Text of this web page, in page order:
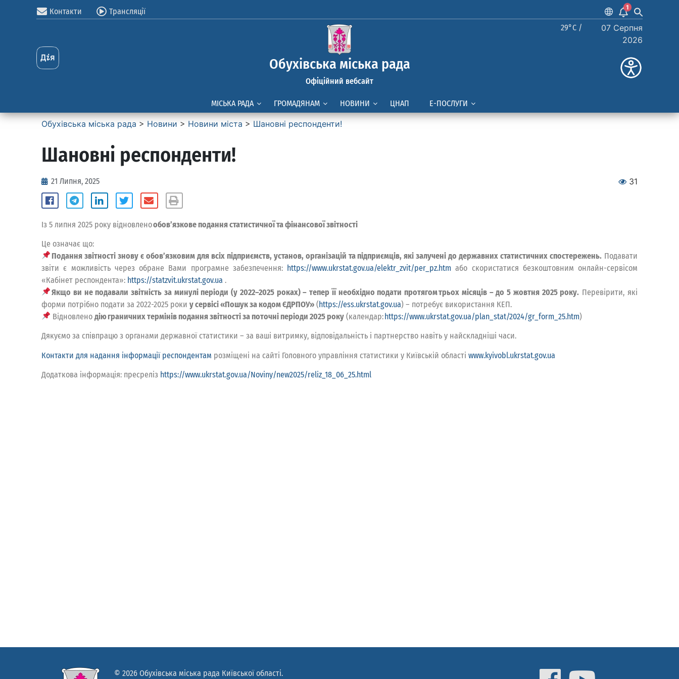
Контакти Трансляції
1
Обухівська міська рада
Офіційний вебсайт
29°C /
07 Серпня
2026
МІСЬКА РАДА ГРОМАДЯНАМ НОВИНИ ЦНАП Е-ПОСЛУГИ
Обухівська міська рада > Новини > Новини міста > Шановні респонденти!
Шановні респонденти!
21 Липня, 2025 31
Із 5 липня 2025 року відновленообов’язкове подання статистичної та фінансової звітності
Це означає що:
Подання звітності знову є обов’язковим для всіх підприємств, установ, організацій та підприємців, які залучені до державних статистичних спостережень. Подавати
звіти є можливість через обране Вами програмне забезпечення: https://www.ukrstat.gov.ua/elektr_zvit/per_pz.htm або скористатися безкоштовним онлайн-сервісом
«Кабінет респондента»: https://statzvit.ukrstat.gov.ua .
Якщо ви не подавали звітність за минулі періоди (у 2022–2025 роках) – тепер її необхідно подати протягом трьох місяців – до 5 жовтня 2025 року. Перевірити, які
форми потрібно подати за 2022-2025 роки у сервісі «Пошук за кодом ЄДРПОУ» (https://ess.ukrstat.gov.ua) – потребує використання КЕП.
Відновленодію граничних термінів подання звітності за поточні періоди 2025 року (календар:https://www.ukrstat.gov.ua/plan_stat/2024/gr_form_25.htm)
Дякуємо за співпрацю з органами державної статистики – за ваші витримку, відповідальність і партнерство навіть у найскладніші часи.
Контакти для надання інформації респондентам розміщені на сайті Головного управління статистики у Київській області www.kyivobl.ukrstat.gov.ua
Додаткова інформація: пресреліз https://www.ukrstat.gov.ua/Noviny/new2025/reliz_18_06_25.html
© 2026 Обухівська міська рада Київської області.